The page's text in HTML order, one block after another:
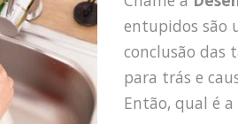
entupidos são
conclusão das
para trás e
Então, qual é a